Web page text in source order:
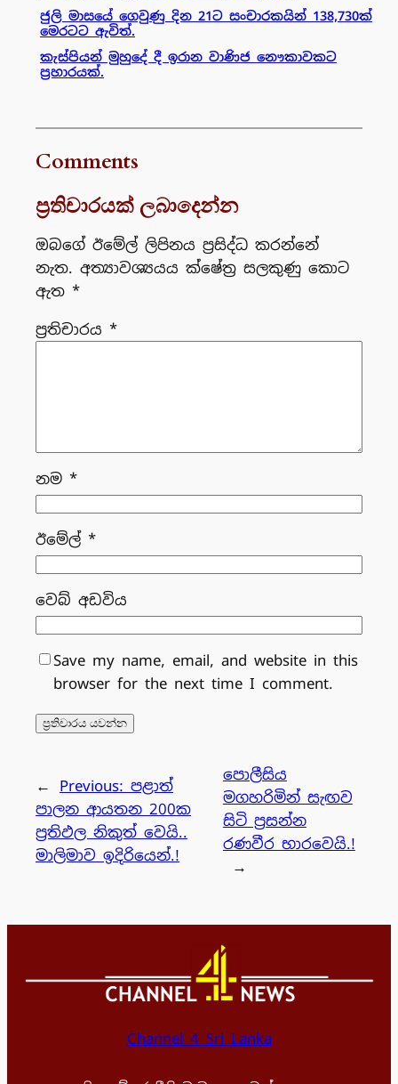
ජුලි මාසයේ ගෙවුණු දින 21ට සංචාරකයින් 138,730ක්
මෙරටට ඇවිත්.
කැස්පියන් මුහුදේ දී ඉරාන වාණිජ නෞකාවකට
ප්‍රහාරයක්.
Comments
ප්‍රතිචාරයක් ලබාදෙන්න
ඔබගේ ඊමේල් ලිපිනය ප්‍රසිද්ධ කරන්නේ
නැත. අත්‍යාවශ්‍යයය ක්ෂේත්‍ර සලකුණු කොට
ඇත *
ප්‍රතිචාරය *
නම *
ඊමේල් *
වෙබ් අඩවිය
Save my name, email, and website in this
browser for the next time I comment.
← Previous: පළාත්
පාලන ආයතන 200ක
ප්‍රතිඵල නිකුත් වෙයි..
මාලිමාව ඉදිරියෙන්.!
පොලීසිය
මගහරිමින් සැඟව
සිටි ප්‍රසන්න
රණවීර භාරවෙයි.!
→
Channel 4 Sri Lanka